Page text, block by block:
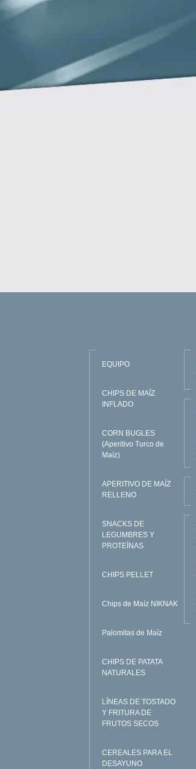
EQUIPO
CHIPS DE MAÍZ
INFLADO
CORN BUGLES
(Aperitivo Turco de
Maíz)
APERITIVO DE MAÍZ
RELLENO
SNACKS DE
LEGUMBRES Y
PROTEÍNAS
CHIPS PELLET
Chips de Maíz NIKNAK
Palomitas de Maíz
CHIPS DE PATATA
NATURALES
LÍNEAS DE TOSTADO
Y FRITURA DE
FRUTOS SECOS
CEREALES PARA EL
DESAYUNO